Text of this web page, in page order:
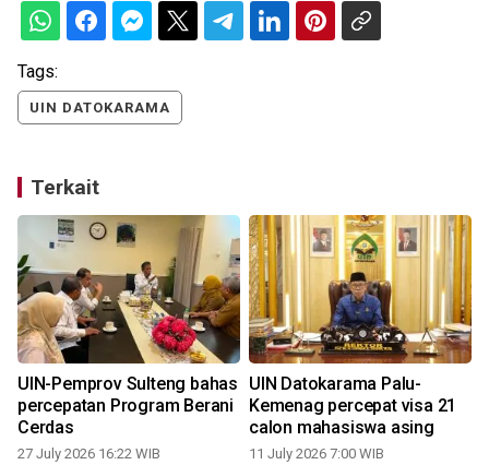
Tags:
UIN DATOKARAMA
Terkait
UIN-Pemprov Sulteng bahas
percepatan Program Berani
Cerdas
27 July 2026 16:22 WIB
UIN Datokarama Palu-
Kemenag percepat visa 21
calon mahasiswa asing
11 July 2026 7:00 WIB